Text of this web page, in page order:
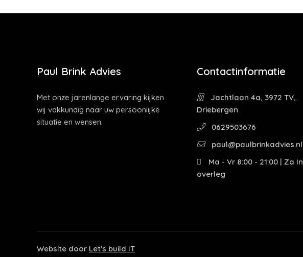
Paul Brink Advies
Met onze jarenlange ervaring kijken
wij vakkundig naar uw persoonlijke
situatie en wensen.
Contactinformatie
Jachtlaan 4a, 3972 TV,
Driebergen
0629503676
paul@paulbrinkadvies.nl
Ma - Vr 8:00 - 21:00 | Za In
overleg
Website door Let's build IT